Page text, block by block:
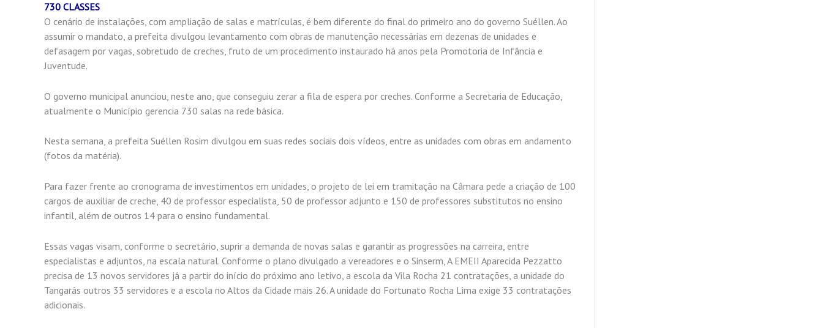
730 CLASSES
O cenário de instalações, com ampliação de salas e matrículas, é bem diferente do final do primeiro ano do governo Suéllen. Ao
assumir o mandato, a prefeita divulgou levantamento com obras de manutenção necessárias em dezenas de unidades e
defasagem por vagas, sobretudo de creches, fruto de um procedimento instaurado há anos pela Promotoria de Infância e
Juventude.
O governo municipal anunciou, neste ano, que conseguiu zerar a fila de espera por creches. Conforme a Secretaria de Educação,
atualmente o Município gerencia 730 salas na rede básica.
Nesta semana, a prefeita Suéllen Rosim divulgou em suas redes sociais dois vídeos, entre as unidades com obras em andamento
(fotos da matéria).
Para fazer frente ao cronograma de investimentos em unidades, o projeto de lei em tramitação na Câmara pede a criação de 100
cargos de auxiliar de creche, 40 de professor especialista, 50 de professor adjunto e 150 de professores substitutos no ensino
infantil, além de outros 14 para o ensino fundamental.
Essas vagas visam, conforme o secretário, suprir a demanda de novas salas e garantir as progressões na carreira, entre
especialistas e adjuntos, na escala natural. Conforme o plano divulgado a vereadores e o Sinserm, A EMEII Aparecida Pezzatto
precisa de 13 novos servidores já a partir do início do próximo ano letivo, a escola da Vila Rocha 21 contratações, a unidade do
Tangarás outros 33 servidores e a escola no Altos da Cidade mais 26. A unidade do Fortunato Rocha Lima exige 33 contratações
adicionais.